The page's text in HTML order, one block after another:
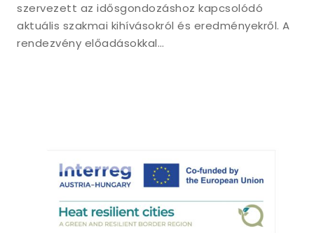
szervezett az idősgondozáshoz kapcsolódó
aktuális szakmai kihívásokról és eredményekről. A
rendezvény előadásokkal…